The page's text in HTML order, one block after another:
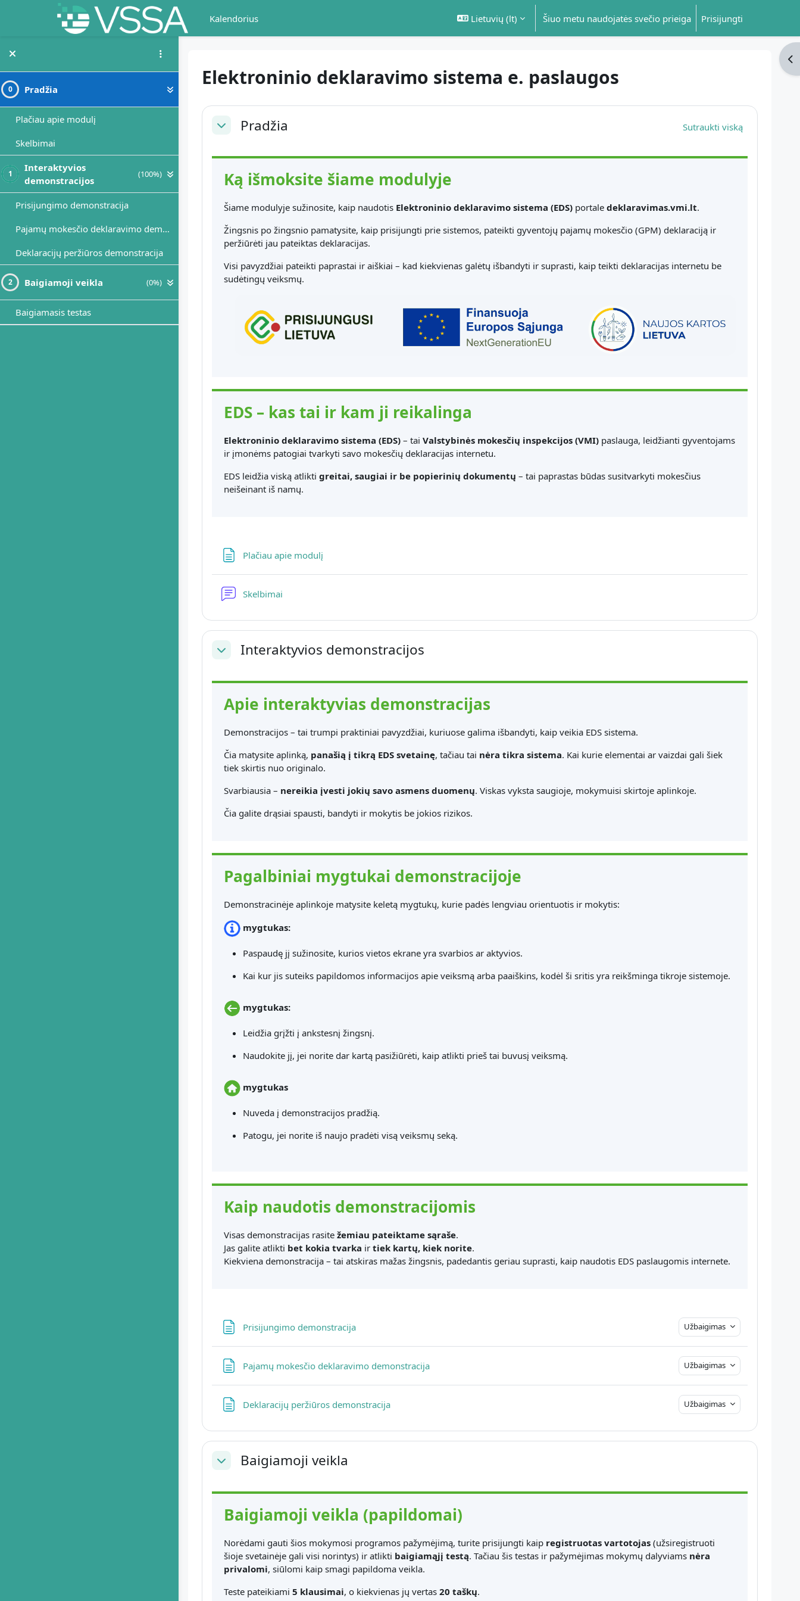
Pereiti į pagrindinį turinį
Kalendorius
Lietuvių ‎(lt)‎ Šiuo metu naudojatės svečio prieiga Prisijungti
0 Pradžia
Plačiau apie modulį
Skelbimai
1
Interaktyvios
demonstracijos
(100%)
Prisijungimo demonstracija
Pajamų mokesčio deklaravimo demonstracija
Deklaracijų peržiūros demonstracija
2 Baigiamoji veikla (0%)
Baigiamasis testas
Elektroninio deklaravimo sistema e. paslaugos
Dalies kontūras
SutrauktiPradžia Sutraukti viską
Ką išmoksite šiame modulyje
Šiame modulyje sužinosite, kaip naudotis Elektroninio deklaravimo sistema (EDS) portale deklaravimas.vmi.lt.
Žingsnis po žingsnio pamatysite, kaip prisijungti prie sistemos, pateikti gyventojų pajamų mokesčio (GPM) deklaraciją ir
peržiūrėti jau pateiktas deklaracijas.
Visi pavyzdžiai pateikti paprastai ir aiškiai – kad kiekvienas galėtų išbandyti ir suprasti, kaip teikti deklaracijas internetu be
sudėtingų veiksmų.
EDS – kas tai ir kam ji reikalinga
Elektroninio deklaravimo sistema (EDS) – tai Valstybinės mokesčių inspekcijos (VMI) paslauga, leidžianti gyventojams
ir įmonėms patogiai tvarkyti savo mokesčių deklaracijas internetu.
EDS leidžia viską atlikti greitai, saugiai ir be popierinių dokumentų – tai paprastas būdas susitvarkyti mokesčius
neišeinant iš namų.
Plačiau apie modulį
Skelbimai
SutrauktiInteraktyvios demonstracijos
Apie interaktyvias demonstracijas
Demonstracijos – tai trumpi praktiniai pavyzdžiai, kuriuose galima išbandyti, kaip veikia EDS sistema.
Čia matysite aplinką, panašią į tikrą EDS svetainę, tačiau tai nėra tikra sistema. Kai kurie elementai ar vaizdai gali šiek
tiek skirtis nuo originalo.
Svarbiausia – nereikia įvesti jokių savo asmens duomenų. Viskas vyksta saugioje, mokymuisi skirtoje aplinkoje.
Čia galite drąsiai spausti, bandyti ir mokytis be jokios rizikos.
Pagalbiniai mygtukai demonstracijoje
Demonstracinėje aplinkoje matysite keletą mygtukų, kurie padės lengviau orientuotis ir mokytis:
mygtukas:
Paspaudę jį sužinosite, kurios vietos ekrane yra svarbios ar aktyvios.
Kai kur jis suteiks papildomos informacijos apie veiksmą arba paaiškins, kodėl ši sritis yra reikšminga tikroje sistemoje.
mygtukas:
Leidžia grįžti į ankstesnį žingsnį.
Naudokite jį, jei norite dar kartą pasižiūrėti, kaip atlikti prieš tai buvusį veiksmą.
mygtukas
Nuveda į demonstracijos pradžią.
Patogu, jei norite iš naujo pradėti visą veiksmų seką.
Kaip naudotis demonstracijomis
Visas demonstracijas rasite žemiau pateiktame sąraše.
Jas galite atlikti bet kokia tvarka ir tiek kartų, kiek norite.
Kiekviena demonstracija – tai atskiras mažas žingsnis, padedantis geriau suprasti, kaip naudotis EDS paslaugomis internete.
Prisijungimo demonstracijaPuslapis Užbaigimas
Pajamų mokesčio deklaravimo demonstracijaPuslapis Užbaigimas
Deklaracijų peržiūros demonstracijaPuslapis Užbaigimas
SutrauktiBaigiamoji veikla
Baigiamoji veikla (papildomai)
Norėdami gauti šios mokymosi programos pažymėjimą, turite prisijungti kaip registruotas vartotojas (užsiregistruoti
šioje svetainėje gali visi norintys) ir atlikti baigiamąjį testą. Tačiau šis testas ir pažymėjimas mokymų dalyviams nėra
privalomi, siūlomi kaip smagi papildoma veikla.
Teste pateikiami 5 klausimai, o kiekvienas jų vertas 20 taškų.